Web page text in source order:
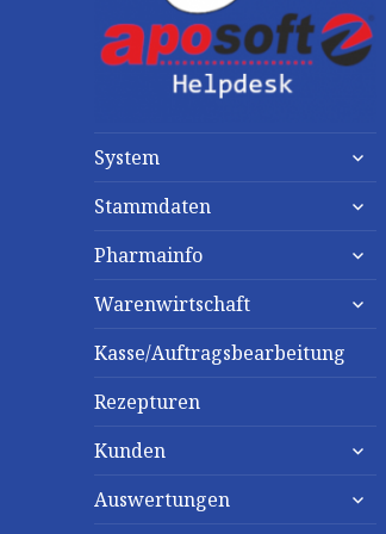
System
Stammdaten
Pharmainfo
Warenwirtschaft
Kasse/Auftragsbearbeitung
Rezepturen
Kunden
Auswertungen